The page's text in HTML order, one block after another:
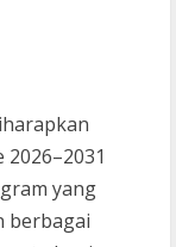
yang
berbagai